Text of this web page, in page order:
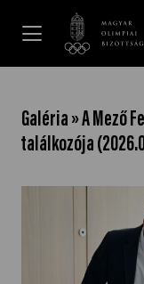
Dakar
Galéria » A Mező
találkozója